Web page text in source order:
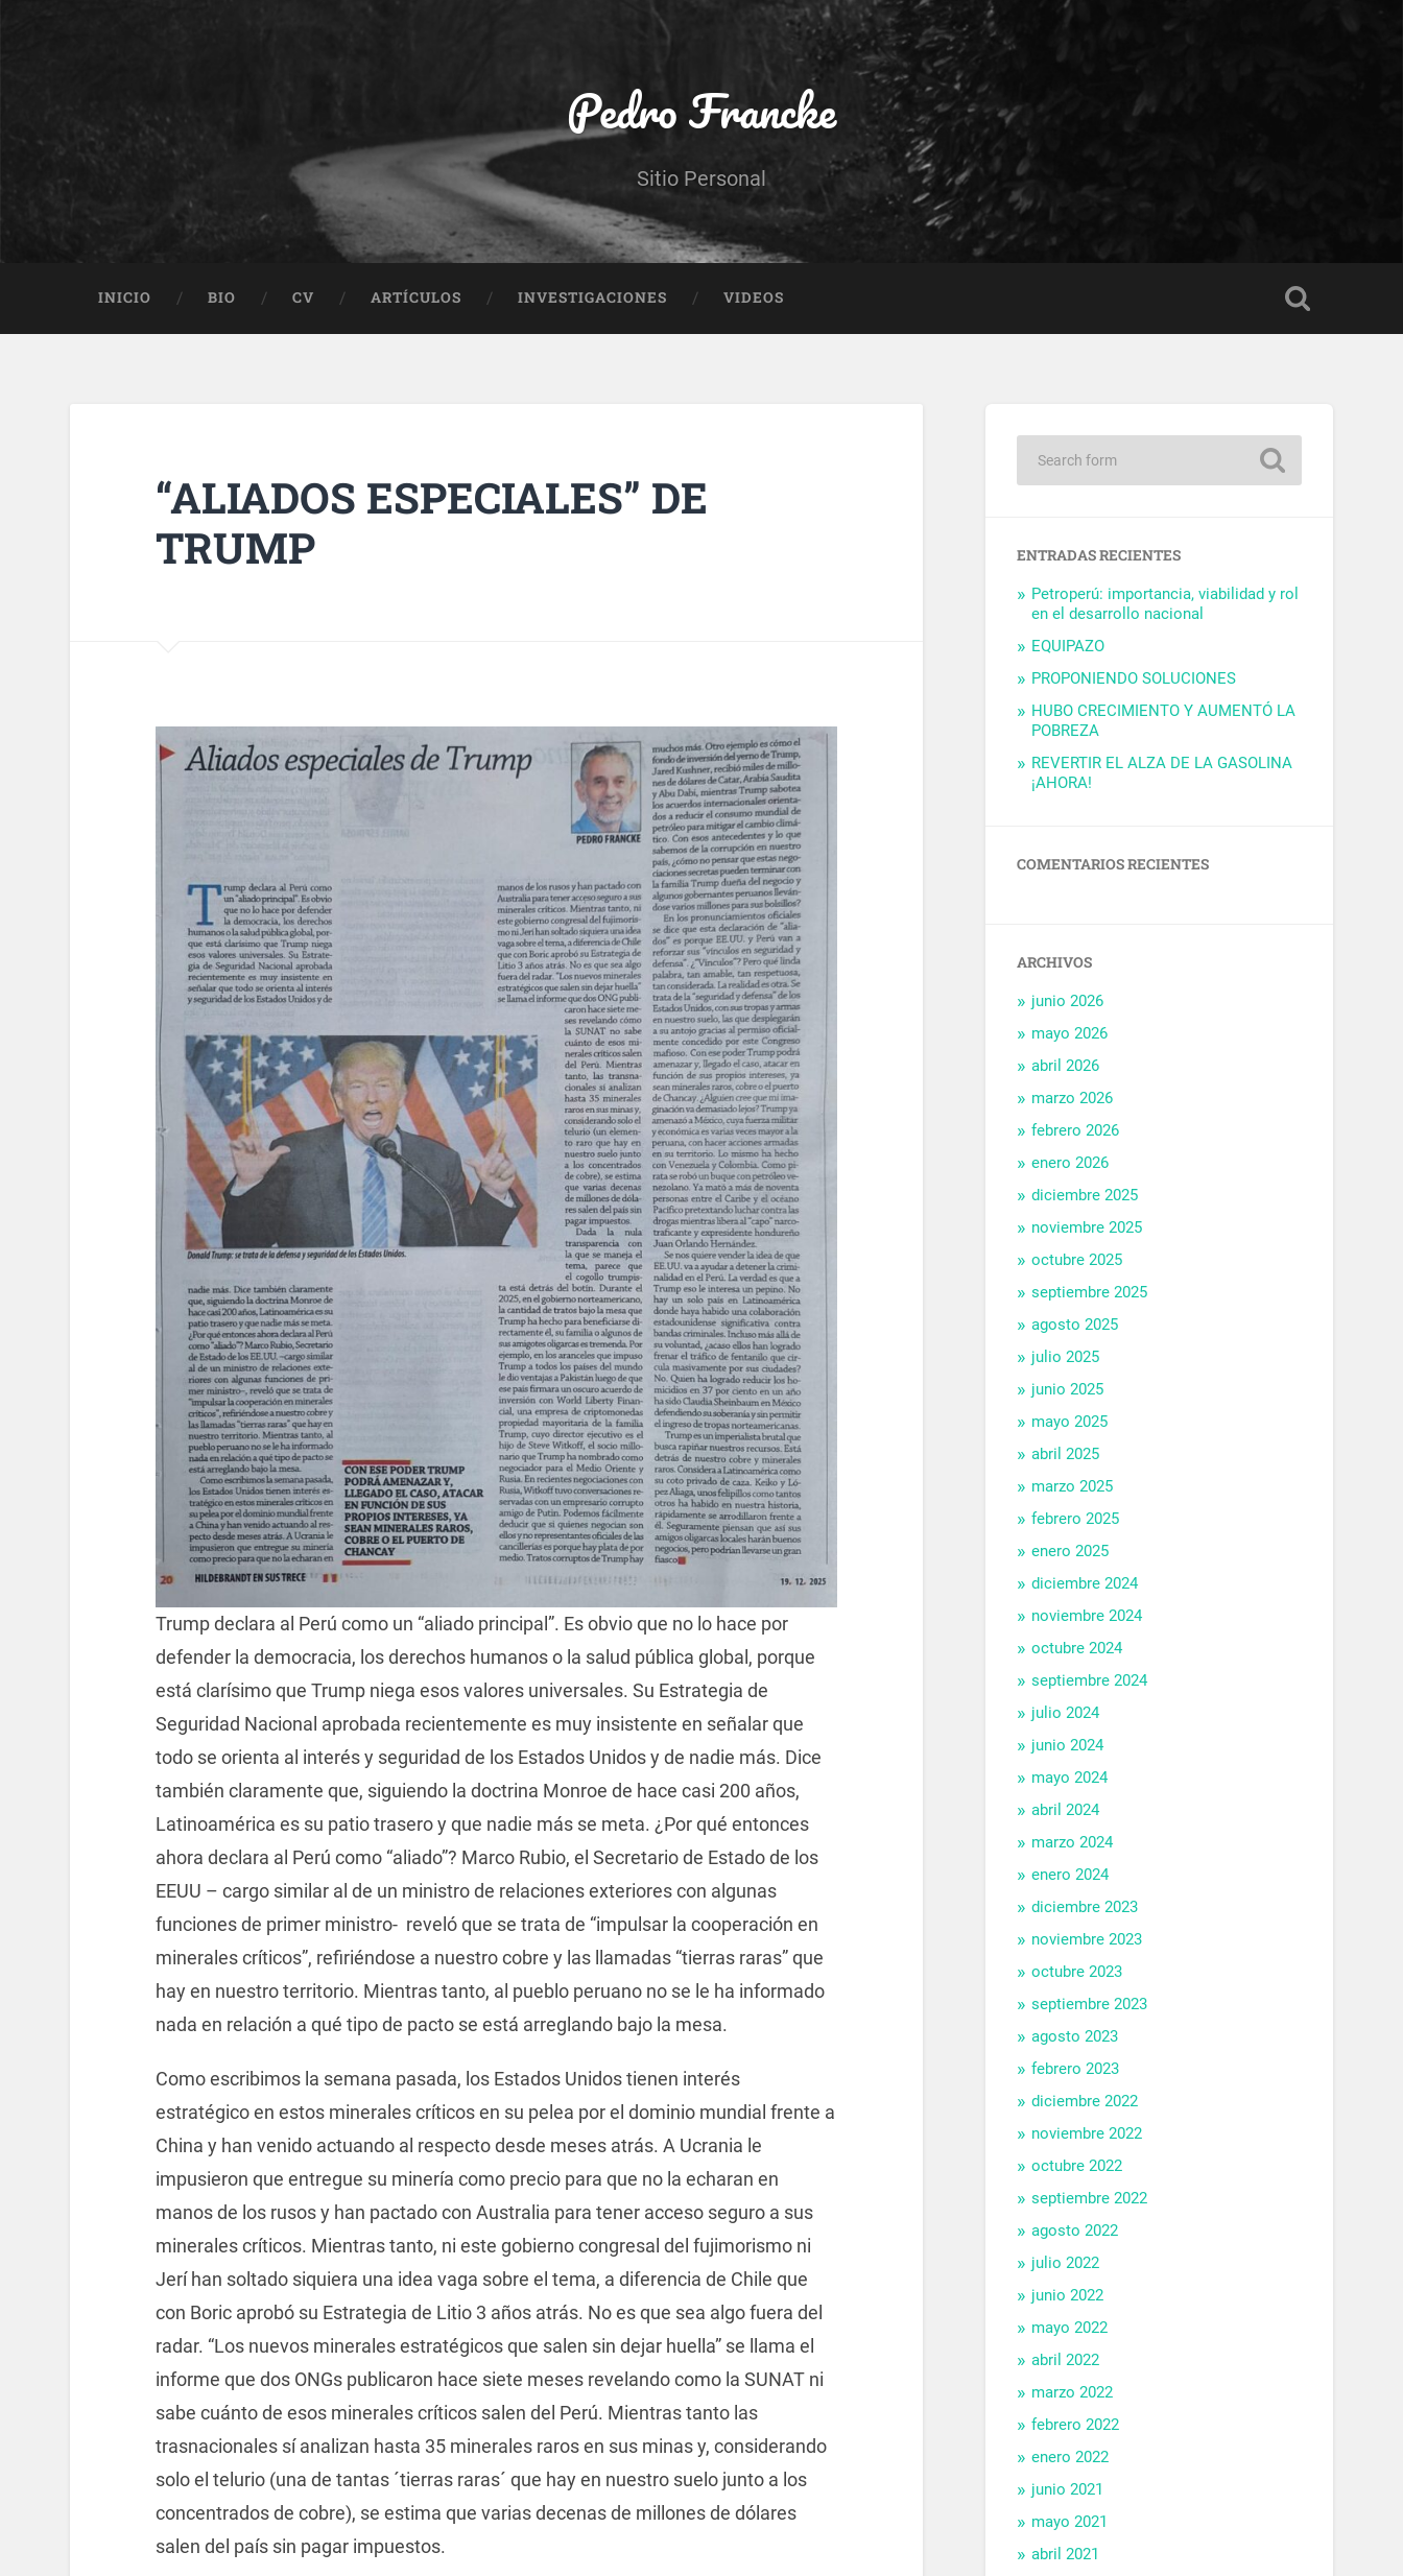
Pedro Francke
Sitio Personal
INICIO BIO CV ARTÍCULOS INVESTIGACIONES VIDEOS
“ALIADOS ESPECIALES” DE
TRUMP
Trump declara al Perú como un “aliado principal”. Es obvio que no lo hace por
defender la democracia, los derechos humanos o la salud pública global, porque
está clarísimo que Trump niega esos valores universales. Su Estrategia de
Seguridad Nacional aprobada recientemente es muy insistente en señalar que
todo se orienta al interés y seguridad de los Estados Unidos y de nadie más. Dice
también claramente que, siguiendo la doctrina Monroe de hace casi 200 años,
Latinoamérica es su patio trasero y que nadie más se meta. ¿Por qué entonces
ahora declara al Perú como “aliado”? Marco Rubio, el Secretario de Estado de los
EEUU – cargo similar al de un ministro de relaciones exteriores con algunas
funciones de primer ministro- reveló que se trata de “impulsar la cooperación en
minerales críticos”, refiriéndose a nuestro cobre y las llamadas “tierras raras” que
hay en nuestro territorio. Mientras tanto, al pueblo peruano no se le ha informado
nada en relación a qué tipo de pacto se está arreglando bajo la mesa.
Como escribimos la semana pasada, los Estados Unidos tienen interés
estratégico en estos minerales críticos en su pelea por el dominio mundial frente a
China y han venido actuando al respecto desde meses atrás. A Ucrania le
impusieron que entregue su minería como precio para que no la echaran en
manos de los rusos y han pactado con Australia para tener acceso seguro a sus
minerales críticos. Mientras tanto, ni este gobierno congresal del fujimorismo ni
Jerí han soltado siquiera una idea vaga sobre el tema, a diferencia de Chile que
con Boric aprobó su Estrategia de Litio 3 años atrás. No es que sea algo fuera del
radar. “Los nuevos minerales estratégicos que salen sin dejar huella” se llama el
informe que dos ONGs publicaron hace siete meses revelando como la SUNAT ni
sabe cuánto de esos minerales críticos salen del Perú. Mientras tanto las
trasnacionales sí analizan hasta 35 minerales raros en sus minas y, considerando
solo el telurio (una de tantas ´tierras raras´ que hay en nuestro suelo junto a los
concentrados de cobre), se estima que varias decenas de millones de dólares
salen del país sin pagar impuestos.
ENTRADAS RECIENTES
Petroperú: importancia, viabilidad y rol
en el desarrollo nacional
EQUIPAZO
PROPONIENDO SOLUCIONES
HUBO CRECIMIENTO Y AUMENTÓ LA
POBREZA
REVERTIR EL ALZA DE LA GASOLINA
¡AHORA!
COMENTARIOS RECIENTES
ARCHIVOS
junio 2026
mayo 2026
abril 2026
marzo 2026
febrero 2026
enero 2026
diciembre 2025
noviembre 2025
octubre 2025
septiembre 2025
agosto 2025
julio 2025
junio 2025
mayo 2025
abril 2025
marzo 2025
febrero 2025
enero 2025
diciembre 2024
noviembre 2024
octubre 2024
septiembre 2024
julio 2024
junio 2024
mayo 2024
abril 2024
marzo 2024
enero 2024
diciembre 2023
noviembre 2023
octubre 2023
septiembre 2023
agosto 2023
febrero 2023
diciembre 2022
noviembre 2022
octubre 2022
septiembre 2022
agosto 2022
julio 2022
junio 2022
mayo 2022
abril 2022
marzo 2022
febrero 2022
enero 2022
junio 2021
mayo 2021
abril 2021